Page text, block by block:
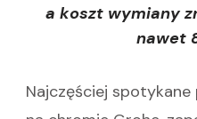
a koszt wymiany
nawet
Najczęściej